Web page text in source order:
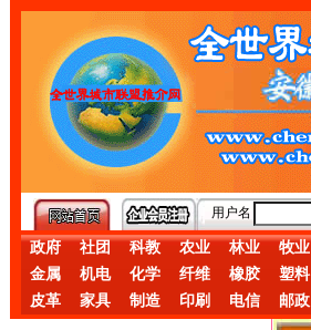
用户名
政府 社团 科教 农业 林业 牧业
金属
机电 化学 纤维 橡胶 塑料
皮革
家具 制造 印刷 电信 邮政